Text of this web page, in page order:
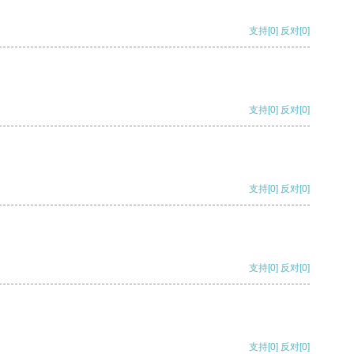
支持[0] 反对[0]
支持[0] 反对[0]
支持[0] 反对[0]
支持[0] 反对[0]
支持[0] 反对[0]